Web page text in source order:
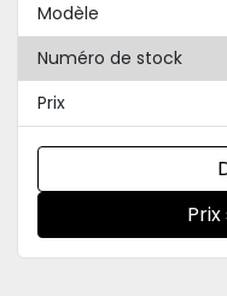
Modèle
Numéro de stock
Prix